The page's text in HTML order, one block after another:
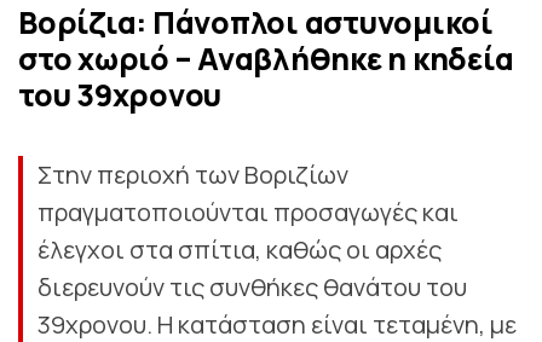
Βορίζια: Πάνοπλοι αστυνομικοί
στο χωριό – Αναβλήθηκε η κηδεία
του 39χρονου
Στην περιοχή των Βοριζίων
πραγματοποιούνται προσαγωγές και
έλεγχοι στα σπίτια, καθώς οι αρχές
διερευνούν τις συνθήκες θανάτου του
39χρονου. Η κατάσταση είναι τεταμένη, με